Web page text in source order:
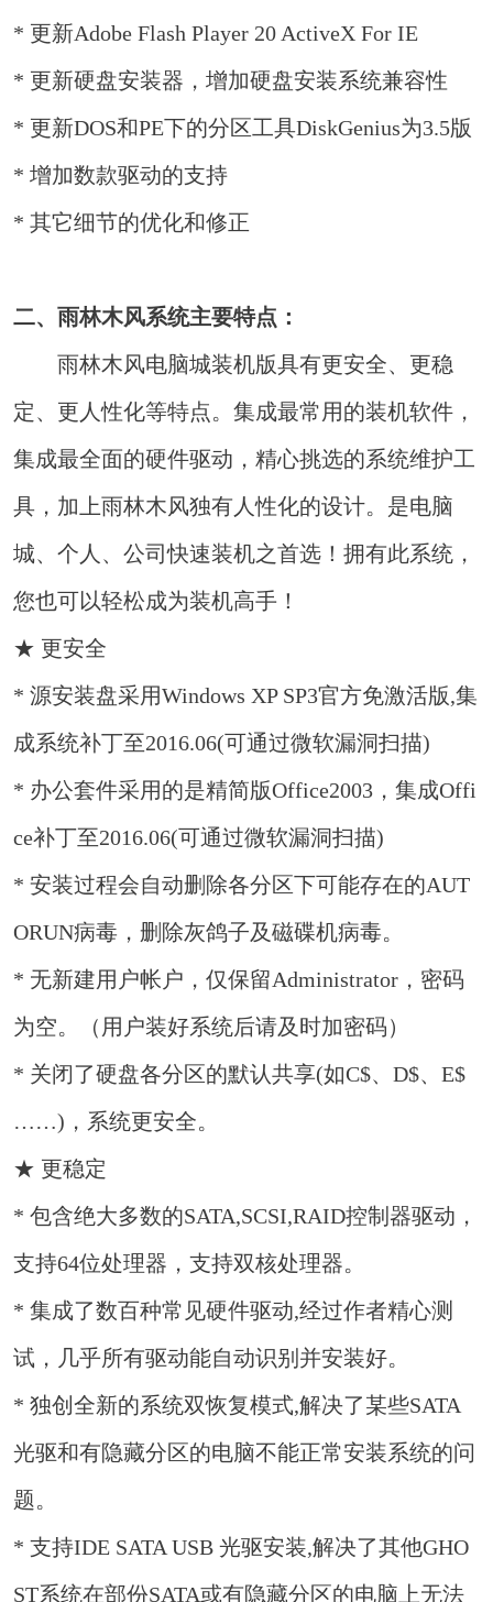
* 更新Adobe Flash Player 20 ActiveX For IE
* 更新硬盘安装器，增加硬盘安装系统兼容性
* 更新DOS和PE下的分区工具DiskGenius为3.5版
* 增加数款驱动的支持
* 其它细节的优化和修正
二、雨林木风系统主要特点：
雨林木风电脑城装机版具有更安全、更稳
定、更人性化等特点。集成最常用的装机软件，
集成最全面的硬件驱动，精心挑选的系统维护工
具，加上雨林木风独有人性化的设计。是电脑
城、个人、公司快速装机之首选！拥有此系统，
您也可以轻松成为装机高手！
★ 更安全
* 源安装盘采用Windows XP SP3官方免激活版,集
成系统补丁至2016.06(可通过微软漏洞扫描)
* 办公套件采用的是精简版Office2003，集成Offi
ce补丁至2016.06(可通过微软漏洞扫描)
* 安装过程会自动删除各分区下可能存在的AUT
ORUN病毒，删除灰鸽子及磁碟机病毒。
* 无新建用户帐户，仅保留Administrator，密码
为空。（用户装好系统后请及时加密码）
* 关闭了硬盘各分区的默认共享(如C$、D$、E$
……)，系统更安全。
★ 更稳定
* 包含绝大多数的SATA,SCSI,RAID控制器驱动，
支持64位处理器，支持双核处理器。
* 集成了数百种常见硬件驱动,经过作者精心测
试，几乎所有驱动能自动识别并安装好。
* 独创全新的系统双恢复模式,解决了某些SATA
光驱和有隐藏分区的电脑不能正常安装系统的问
题。
* 支持IDE SATA USB 光驱安装,解决了其他GHO
ST系统在部份SATA或有隐藏分区的电脑上无法